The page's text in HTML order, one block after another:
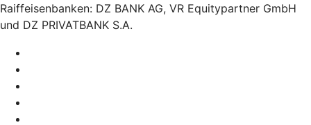
Raiffeisenbanken: DZ BANK AG, VR Equitypartner GmbH
und DZ PRIVATBANK S.A.